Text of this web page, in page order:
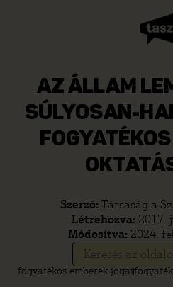
AZ ÁLLAM
SÚLYOSAN-
Szerző: Társaság a
Létrehozva: 2017.
Módosítva: 2024.
fogyatékos emberek jogai